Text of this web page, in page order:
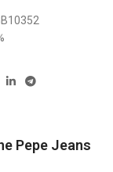
Pepe Jeans